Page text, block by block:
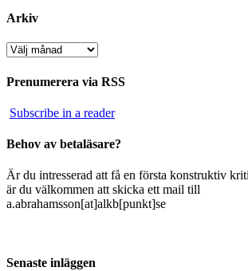
Arkiv
Arkiv
Prenumerera via RSS
Subscribe in a reader
Behov av betaläsare?
Är du intresserad att få en första konstruktiv
är du välkommen att skicka ett mail till
a.abrahamsson[at]alkb[punkt]se
Senaste inläggen